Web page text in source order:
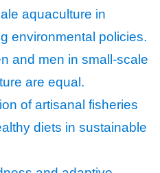
aquaculture in
environmental policies.
and men in small-scale
are equal.
of artisanal fisheries
diets in sustainable